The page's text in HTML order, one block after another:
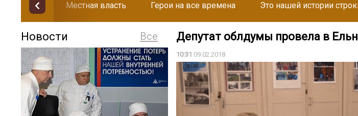
Местная власть Герои на все времена Это нашей истории
Все
Новости Депутат облдумы провела в
10:31 09.02.2018